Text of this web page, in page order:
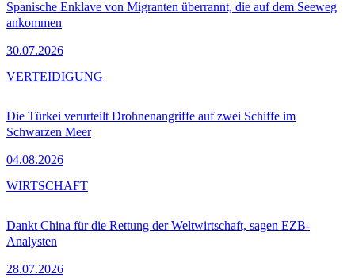
Spanische Enklave von Migranten überrannt, die auf dem Seeweg
ankommen
30.07.2026
Die Türkei verurteilt Drohnenangriffe auf zwei Schiffe im
Schwarzen Meer
04.08.2026
VERTEIDIGUNG
Dankt China für die Rettung der Weltwirtschaft, sagen EZB-
Analysten
28.07.2026
WIRTSCHAFT